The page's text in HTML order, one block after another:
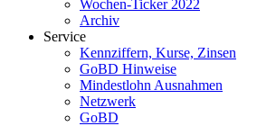
Wochen-Ticker 2022
Archiv
Service
Kennziffern, Kurse, Zinsen
GoBD Hinweise
Mindestlohn Ausnahmen
Netzwerk
GoBD